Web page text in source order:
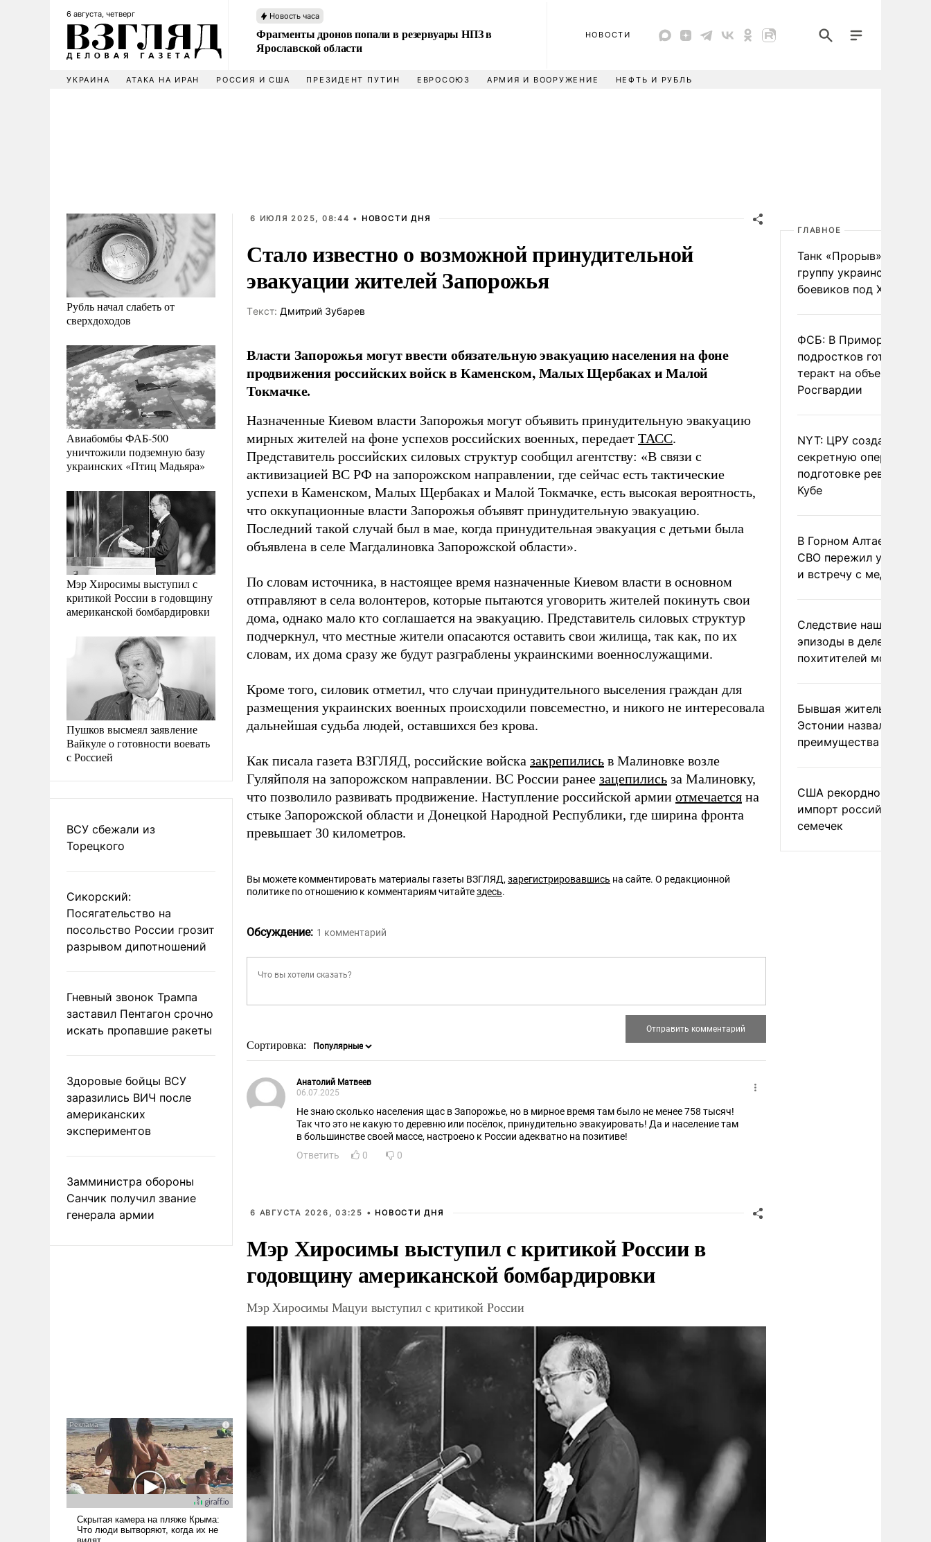
6 августа, четверг Новость часа
Фрагменты дронов попали в резервуары НПЗ в
Ярославской области
НОВОСТИ
УКРАИНА АТАКА НА ИРАН РОССИЯ И США ПРЕЗИДЕНТ ПУТИН ЕВРОСОЮЗ АРМИЯ И ВООРУЖЕНИЕ НЕФТЬ И РУБЛЬ
Рубль начал слабеть от
сверхдоходов
Авиабомбы ФАБ-500
уничтожили подземную базу
украинских «Птиц Мадьяра»
Мэр Хиросимы выступил с
критикой России в годовщину
американской бомбардировки
Пушков высмеял заявление
Вайкуле о готовности воевать
с Россией
ВСУ сбежали из
Торецкого
Сикорский:
Посягательство на
посольство России грозит
разрывом дипотношений
Гневный звонок Трампа
заставил Пентагон срочно
искать пропавшие ракеты
Здоровые бойцы ВСУ
заразились ВИЧ после
американских
экспериментов
Замминистра обороны
Санчик получил звание
генерала армии
6 ИЮЛЯ 2025, 08:44 • НОВОСТИ ДНЯ
Стало известно о возможной принудительной
эвакуации жителей Запорожья
Tекст: Дмитрий Зубарев
Власти Запорожья могут ввести обязательную эвакуацию населения на фоне
продвижения российских войск в Каменском, Малых Щербаках и Малой
Токмачке.
Назначенные Киевом власти Запорожья могут объявить принудительную эвакуацию
мирных жителей на фоне успехов российских военных, передает ТАСС.
Представитель российских силовых структур сообщил агентству: «В связи с
активизацией ВС РФ на запорожском направлении, где сейчас есть тактические
успехи в Каменском, Малых Щербаках и Малой Токмачке, есть высокая вероятность,
что оккупационные власти Запорожья объявят принудительную эвакуацию.
Последний такой случай был в мае, когда принудительная эвакуация с детьми была
объявлена в селе Магдалиновка Запорожской области».
По словам источника, в настоящее время назначенные Киевом власти в основном
отправляют в села волонтеров, которые пытаются уговорить жителей покинуть свои
дома, однако мало кто соглашается на эвакуацию. Представитель силовых структур
подчеркнул, что местные жители опасаются оставить свои жилища, так как, по их
словам, их дома сразу же будут разграблены украинскими военнослужащими.
Кроме того, силовик отметил, что случаи принудительного выселения граждан для
размещения украинских военных происходили повсеместно, и никого не интересовала
дальнейшая судьба людей, оставшихся без крова.
Как писала газета ВЗГЛЯД, российские войска закрепились в Малиновке возле
Гуляйполя на запорожском направлении. ВС России ранее зацепились за Малиновку,
что позволило развивать продвижение. Наступление российской армии отмечается на
стыке Запорожской области и Донецкой Народной Республики, где ширина фронта
превышает 30 километров.
Вы можете комментировать материалы газеты ВЗГЛЯД, зарегистрировавшись на сайте. О редакционной
политике по отношению к комментариям читайтездесь.
Обсуждение: 1 комментарий
Сортировка:
Анатолий Матвеев
06.07.2025
Не знаю сколько населения щас в Запорожье, но в мирное время там было не менее 758 тысяч!
Так что это не какую то деревню или посёлок, принудительно эвакуировать! Да и население там
в большинстве своей массе, настроено к России адекватно на позитиве!
Ответить
0 0
6 АВГУСТА 2026, 03:25 • НОВОСТИ ДНЯ
Мэр Хиросимы выступил с критикой России в
годовщину американской бомбардировки
Мэр Хиросимы Мацуи выступил с критикой России
ГЛАВНОЕ
Танк «Прорыв»
группу украинских
боевиков под
ФСБ: В Приморье трое
подростков готовили
теракт на объекте
Росгвардии
NYT: ЦРУ создало
секретную опергруппу
подготовке революции
Кубе
В Горном Алтае
СВО пережил удар
и встречу с медведем
Следствие нашло
эпизоды в деле
похитителей москвичек
Бывшая жительница
Эстонии назвала
преимущества России
США рекордно
импорт российских
семечек